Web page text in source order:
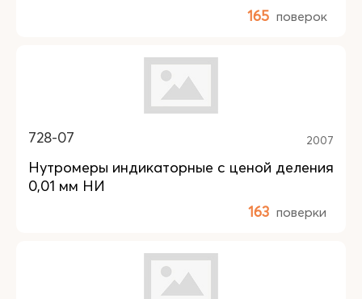
165 поверок
728-07 2007
Нутромеры индикаторные с ценой деления
0,01 мм НИ
163 поверки